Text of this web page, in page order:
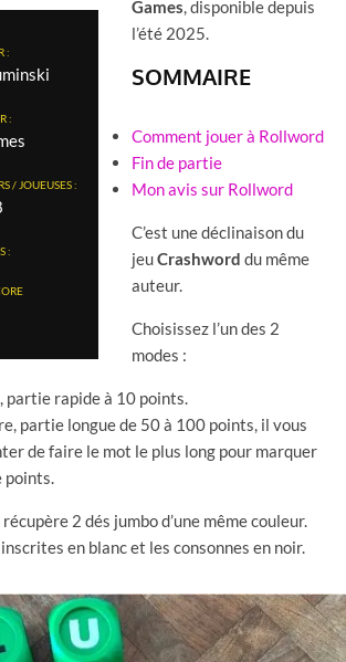
:
:
/ JOUEUSES :
:
Games, disponible depuis
l’été 2025.
SOMMAIRE
Comment jouer à Rollword
Fin de partie
Mon avis sur Rollword
C’est une déclinaison du
jeuCrashword du même
auteur.
Choisissez l’un des 2
modes :
partie rapide à 10 points.
partie longue de 50 à 100 points, il vous
de faire le mot le plus long pour marquer
points.
2 dés jumbo d’une même couleur.
en blanc et les consonnes en noir.